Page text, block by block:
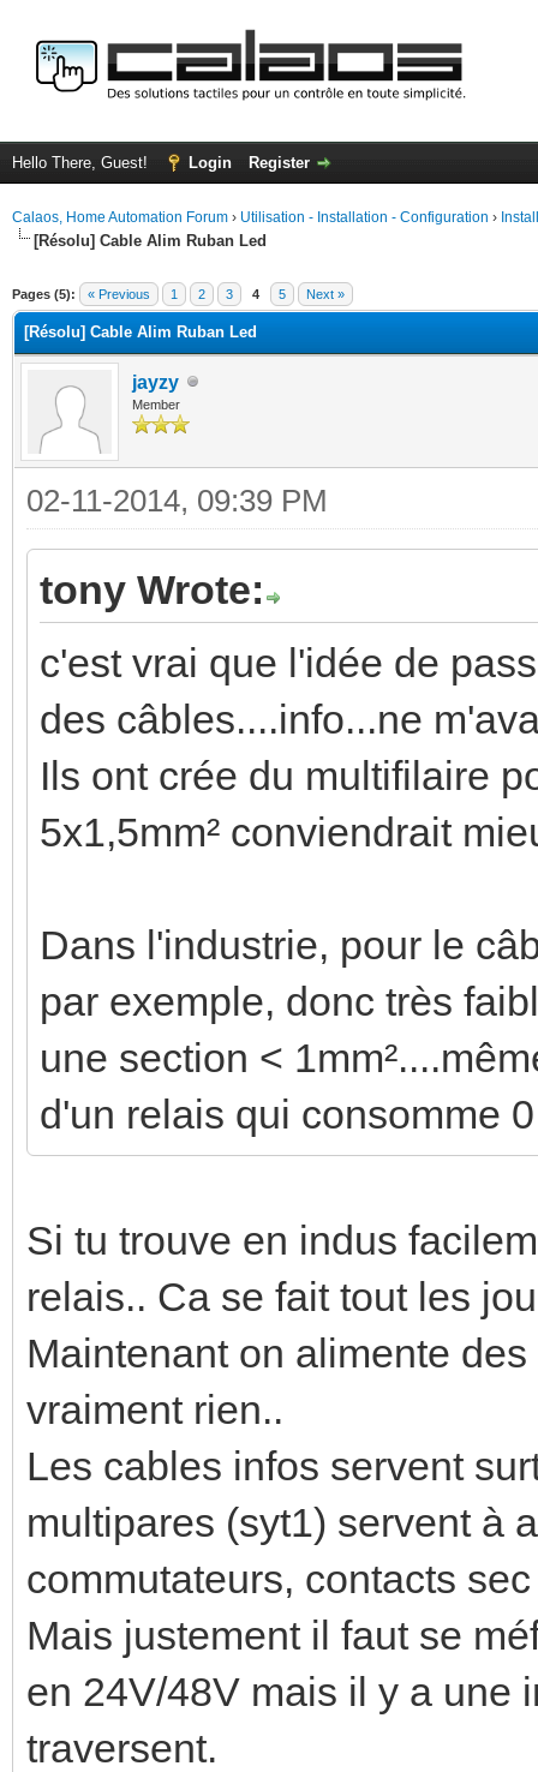
Hello There, Guest! Login Register
Calaos, Home Automation Forum › Utilisation - Installation - Configuration ›
[Résolu] Cable Alim Ruban Led
Pages (5): « Previous 1 2 3 4 5 Next »
[Résolu] Cable Alim Ruban Led
jayzy
Member
02-11-2014, 09:39 PM
tony Wrote:
c'est vrai que l'idée de
des câbles....info...ne
Ils ont crée du multifilaire
5x1,5mm² conviendrait
Dans l'industrie, pour le
par exemple, donc très
une section <
d'un relais qui consomme
Si tu trouve en indus
relais.. Ca se fait tout les
Maintenant on alimente
vraiment rien..
Les cables infos servent
multipares (syt1) servent à
commutateurs, contacts
Mais justement il faut se
en 24V/48V mais il y a une
traversent.